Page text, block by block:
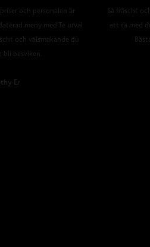
och personalen är
meny med Te urval
och välsmakande du
besviken.
Er
Så fräscht
att ta med